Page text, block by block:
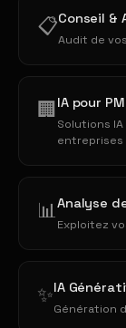
📋Conseil &
Audit de
🏢 IA pour
Solutions
entreprises
📊Analyse
Exploitez
✨IA
Génération